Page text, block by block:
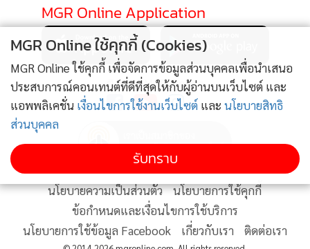
• Infographic
• การเมือง
• ท่องเที่ยว
• กีฬา
• ต่างประเทศ
• Special Scoop
•
• จีน
ชุมชน-คุณภาพชีวิต
อาชญากรรม
Motoring
MGR Online Application
ติดตาม MGR Online
นโยบายความเป็นส่วนตัว
นโยบายการใช้คุกกี้
ข้อกำหนดและเงื่อนไขการใช้บริการ
นโยบายการใช้ข้อมูล Facebook
เกี่ยวกับเรา ติดต่อเรา
MGR Online ใช้คุกกี้ (Cookies)
MGR Online ใช้คุกกี้ เพื่อจัดการข้อมูลส่วนบุคคลเพื่อนำเสนอ
ประสบการณ์คอนเทนต์ที่ดีที่สุดให้กับผู้อ่านบนเว็บไซต์ และ
แอพพลิเคชั่น เงื่อนไขการใช้งานเว็บไซต์ และ นโยบายสิทธิ
ส่วนบุคคล
รับทราบ